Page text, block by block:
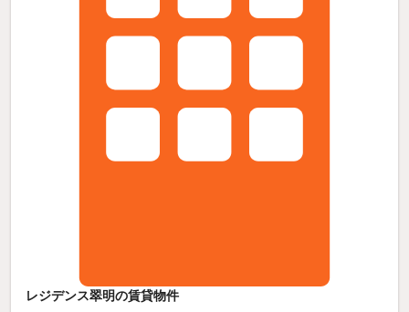
レジデンス翠明の賃貸物件